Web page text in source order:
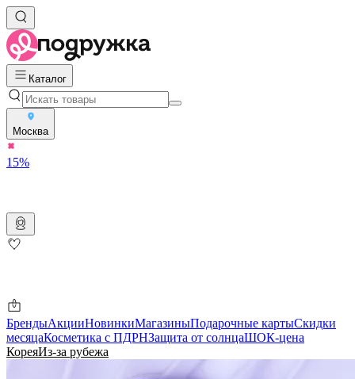
Каталог
Москва
15%
БрендыАкцииНовинкиМагазиныПодарочные картыСкидки
месяцаКосметика с ПДРНЗащита от солнцаШОК-цена
КореяИз-за рубежа